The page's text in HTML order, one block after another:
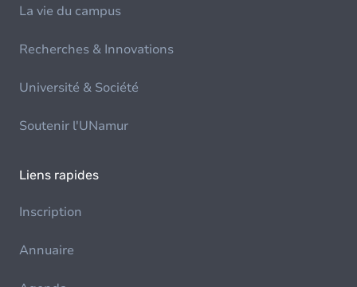
La vie du campus
Recherches & Innovations
Université & Société
Soutenir l'UNamur
Liens rapides
Inscription
Annuaire